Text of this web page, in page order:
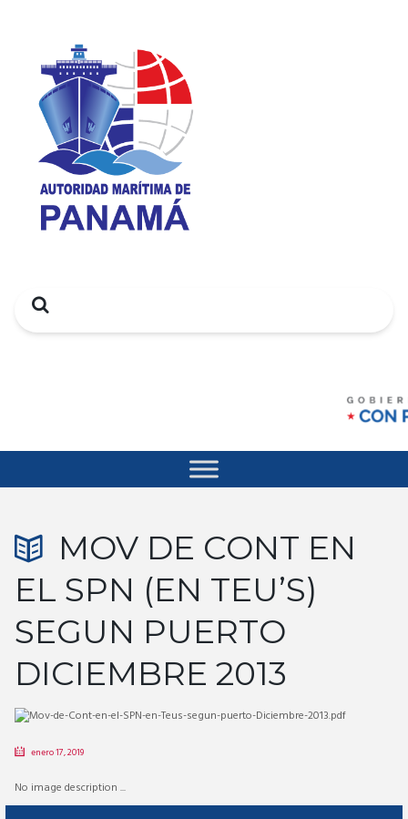
Search
MOV DE CONT EN
EL SPN (EN TEU’S)
SEGUN PUERTO
DICIEMBRE 2013
enero 17, 2019
No image description ...